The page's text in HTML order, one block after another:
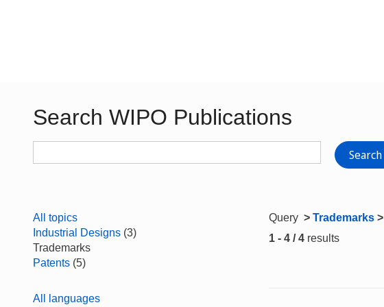
Search WIPO Publications
Search
All topics
Industrial Designs (3)
Trademarks
Patents (5)
All languages
Query > Trademarks >
1 - 4 / 4 results